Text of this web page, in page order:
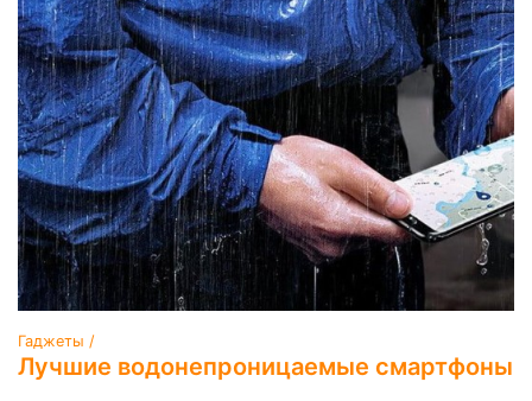
Гаджеты /
Лучшие водонепроницаемые смартфоны